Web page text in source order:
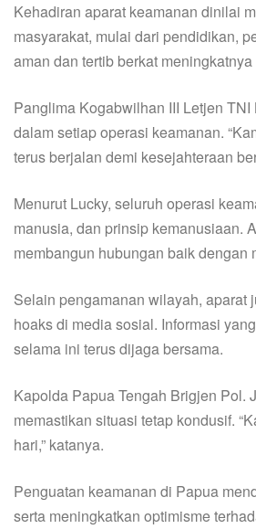
Kehadiran aparat keamanan dinilai
masyarakat, mulai dari pendidikan,
aman dan tertib berkat
Panglima Kogabwilhan III Letjen
dalam setiap operasi keamanan.
terus berjalan demi kesejahteraan
Menurut Lucky, seluruh operasi
manusia, dan prinsip kemanusiaan.
membangun hubungan baik dengan
Selain pengamanan wilayah, aparat
hoaks di media sosial. Informasi
selama ini terus dijaga bersama.
Kapolda Papua Tengah Brigjen Pol.
memastikan situasi tetap kondusif.
hari,” katanya.
Penguatan keamanan di Papua
serta meningkatkan optimisme